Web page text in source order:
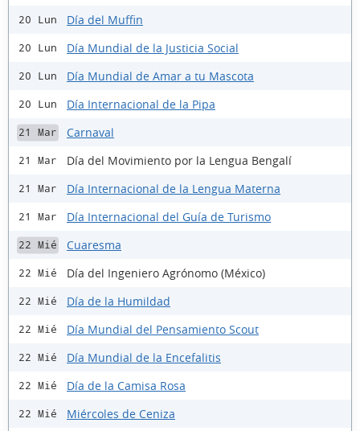
20 Lun Día del Muffin
20 Lun Día Mundial de la Justicia Social
20 Lun Día Mundial de Amar a tu Mascota
20 Lun Día Internacional de la Pipa
21 Mar Carnaval
21 Mar Día del Movimiento por la Lengua Bengalí
21 Mar Día Internacional de la Lengua Materna
21 Mar Día Internacional del Guía de Turismo
22 Mié Cuaresma
22 Mié Día del Ingeniero Agrónomo (México)
22 Mié Día de la Humildad
22 Mié Día Mundial del Pensamiento Scout
22 Mié Día Mundial de la Encefalitis
22 Mié Día de la Camisa Rosa
22 Mié Miércoles de Ceniza